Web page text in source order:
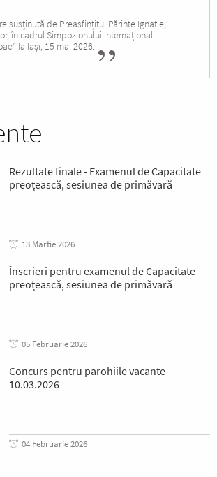
susținută de Preasfințitul Părinte Ignatie,
în cadrul Simpozionului Internațional
la Iași, 15 mai 2026.
Rezultate finale - Examenul de Capacitate
preoțească, sesiunea de primăvară
13 Martie 2026
Înscrieri pentru examenul de Capacitate
preoțească, sesiunea de primăvară
05 Februarie 2026
Concurs pentru parohiile vacante –
10.03.2026
04 Februarie 2026